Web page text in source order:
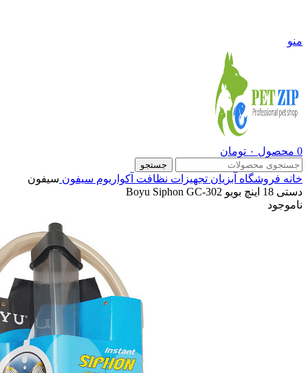
منو
0 محصول ۰ تومان
جستجو
خانه فروشگاه آبزیان تجهیزات نظافت آکواریوم سیفون سیفون
دستی 18 اینچ بویو Boyu Siphon GC-302
ناموجود